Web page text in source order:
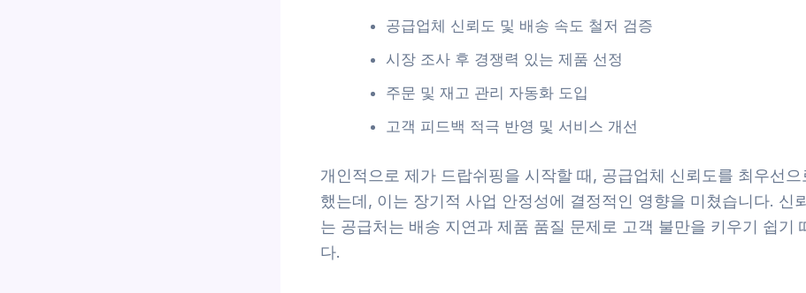
공급업체 신뢰도 및 배송 속도 철저 검증
시장 조사 후 경쟁력 있는 제품 선정
주문 및 재고 관리 자동화 도입
고객 피드백 적극 반영 및 서비스 개선
개인적으로 제가 드랍쉬핑을 시작할 때, 공급업체 신뢰도를 최우선으
했는데, 이는 장기적 사업 안정성에 결정적인 영향을 미쳤습니다. 신
는 공급처는 배송 지연과 제품 품질 문제로 고객 불만을 키우기 쉽기
다.